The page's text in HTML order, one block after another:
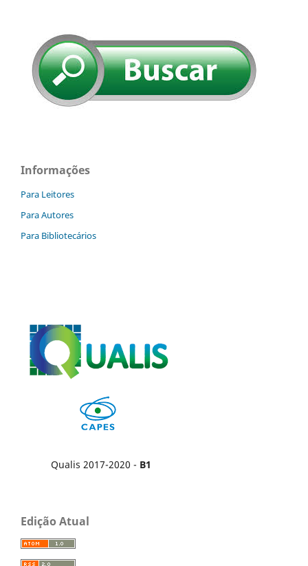
Informações
Para Leitores
Para Autores
Para Bibliotecários
Qualis 2017-2020 - B1
Edição Atual